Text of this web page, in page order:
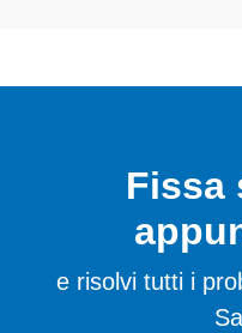
Fissa
e risolvi tutti i